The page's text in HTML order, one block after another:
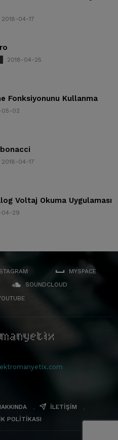
2018-04-17
2018-04-25
Fonksiyonunu Kullanma
05-02
2018-04-17
Voltaj Okuma Uygulaması
04-29
MYSPACE
SOUNDCLOUD
İLETIŞIM
POLITIKASI